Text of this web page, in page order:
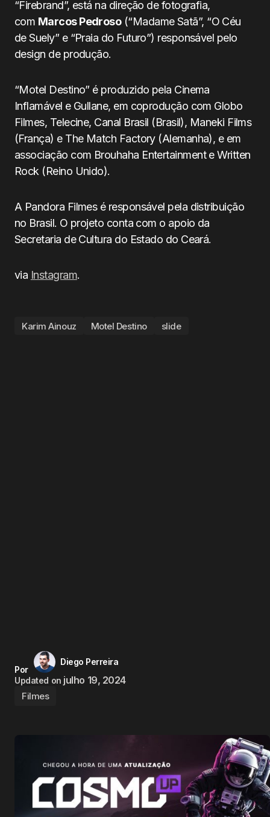
“Firebrand”, está na direção de fotografia,
com Marcos Pedroso(“Madame Satã”, “O Céu
de Suely” e “Praia do Futuro”) responsável pelo
design de produção.
“Motel Destino” é produzido pela Cinema
Inflamável e Gullane, em coprodução com Globo
Filmes, Telecine, Canal Brasil (Brasil), Maneki Films
(França) e The Match Factory (Alemanha), e em
associação com Brouhaha Entertainment e Written
Rock (Reino Unido).
A Pandora Filmes é responsável pela distribuição
no Brasil. O projeto conta com o apoio da
Secretaria de Cultura do Estado do Ceará.
via Instagram.
Karim Ainouz Motel Destino slide
Por
Diego Perreira
Updated on julho 19, 2024
Filmes